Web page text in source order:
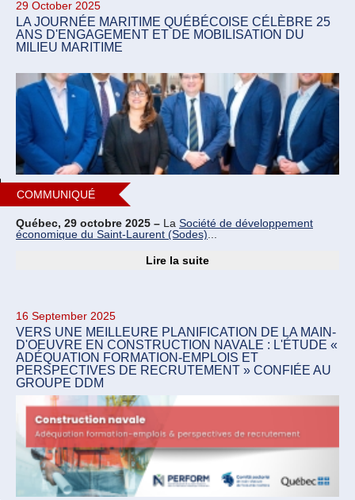
29 October 2025
LA JOURNÉE MARITIME QUÉBÉCOISE CÉLÈBRE 25
ANS D'ENGAGEMENT ET DE MOBILISATION DU
MILIEU MARITIME
COMMUNIQUÉ
Québec, 29 octobre 2025 – La Société de développement
économique du Saint-Laurent (Sodes)
Lire la suite
16 September 2025
VERS UNE MEILLEURE PLANIFICATION DE LA MAIN-
D'OEUVRE EN CONSTRUCTION NAVALE : L'ÉTUDE «
ADÉQUATION FORMATION-EMPLOIS ET
PERSPECTIVES DE RECRUTEMENT » CONFIÉE AU
GROUPE DDM